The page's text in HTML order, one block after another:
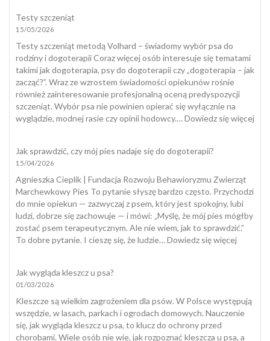
Testy szczeniąt
15/05/2026
Testy szczeniąt metodą Volhard – świadomy wybór psa do
rodziny i dogoterapii Coraz więcej osób interesuje się tematami
takimi jak dogoterapia, psy do dogoterapii czy „dogoterapia – jak
zacząć?”. Wraz ze wzrostem świadomości opiekunów rośnie
również zainteresowanie profesjonalną oceną predyspozycji
szczeniąt. Wybór psa nie powinien opierać się wyłącznie na
wyglądzie, modnej rasie czy opinii hodowcy.…Dowiedz się więcej:
Jak sprawdzić, czy mój pies nadaje się do dogoterapii?
15/04/2026
Agnieszka Cieplik | Fundacja Rozwoju Behawioryzmu Zwierząt
Marchewkowy Pies To pytanie słyszę bardzo często. Przychodzi
do mnie opiekun — zazwyczaj z psem, który jest spokojny, lubi
ludzi, dobrze się zachowuje — i mówi: „Myślę, że mój pies mógłby
zostać psem terapeutycznym. Ale nie wiem, jak to sprawdzić.”
To dobre pytanie. I cieszę się, że ludzie…Dowiedz się więcej:
pies
nadaje
do
Jak wygląda kleszcz u psa?
01/03/2026
Kleszcze są wielkim zagrożeniem dla psów. W Polsce występują
wszędzie, w lasach, parkach i ogrodach domowych. Nauczenie
się, jak wygląda kleszcz u psa, to klucz do ochrony przed
chorobami. Wiele osób nie wie, jak rozpoznać kleszcza u psa, a